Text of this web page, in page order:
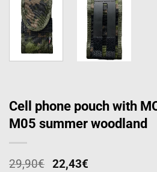
Cell phone pouch with
M05 summer woodland
29,90€ 22,43€